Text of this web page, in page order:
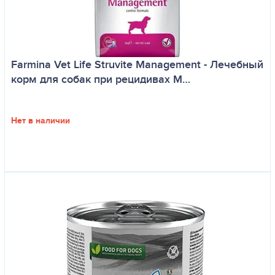
Farmina Vet Life Struvite Management - Лечебный
корм для собак при рецидивах М…
Нет в наличии